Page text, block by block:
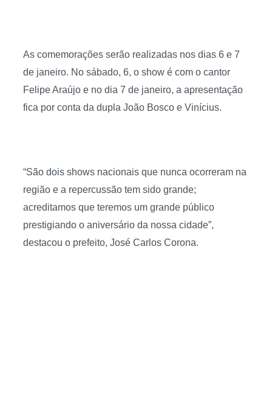
As comemorações serão realizadas nos dias 6 e 7
de janeiro. No sábado, 6, o show é com o cantor
Felipe Araújo e no dia 7 de janeiro, a apresentação
fica por conta da dupla João Bosco e Vinícius.
“São dois shows nacionais que nunca ocorreram na
região e a repercussão tem sido grande;
acreditamos que teremos um grande público
prestigiando o aniversário da nossa cidade”,
destacou o prefeito, José Carlos Corona.